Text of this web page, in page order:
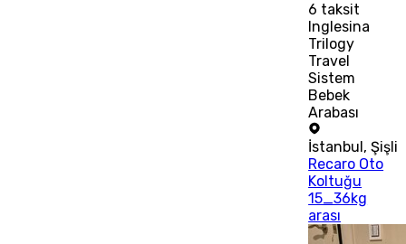
6 taksit
Inglesina
Trilogy
Travel
Sistem
Bebek
Arabası
İstanbul ,Şişli
Recaro Oto
Koltuğu
15_36kg
arası